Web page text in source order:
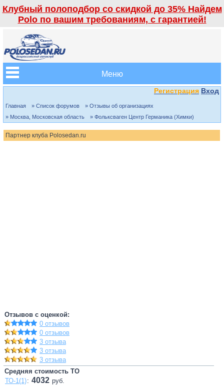
Клубный полоподбор со скидкой до 35% Найдем
Polo по вашим требованиям, с гарантией!
Меню
Регистрация Вход
Главная » Список форумов
» Отзывы об организациях
» Москва, Московская область
» Фольксваген Центр Германика (Химки)
Партнер клуба Polosedan.ru
Отзывов с оценкой:
0 отзывов
0 отзывов
3 отзыва
3 отзыва
3 отзыва
Средняя стоимость ТО
ТО-1(1): 4032 руб.